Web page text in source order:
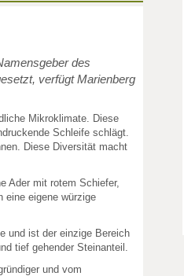
des
verfügt Marienberg
Mikroklimate. Diese
Schleife schlägt.
Diese Diversität macht
Ader mit rotem Schiefer,
eine eigene würzige
und ist der einzige Bereich
tief gehender Steinanteil.
und vom